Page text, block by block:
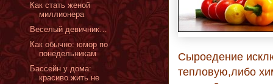
Сыроедение
тепловую,либо
Как стать женой
миллионера
Веселый девичник…
Как обычно: юмор по
понедельникам
Бассейн у дома:
красиво жить не